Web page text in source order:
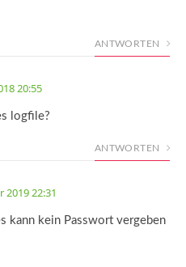
ANTWORTEN
20:55
logfile?
ANTWORTEN
2019 22:31
kann kein Passwort vergeben